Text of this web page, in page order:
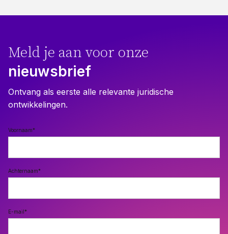
Meld je aan voor onze
nieuwsbrief
Ontvang als eerste alle relevante juridische
ontwikkelingen.
Voornaam*
Achternaam*
E-mail*